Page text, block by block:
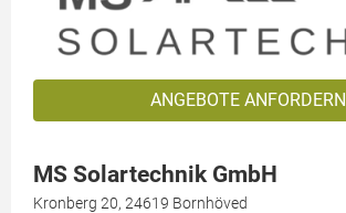
ANGEBOTE ANFORDERN
MS Solartechnik GmbH
Kronberg 20, 24619 Bornhöved